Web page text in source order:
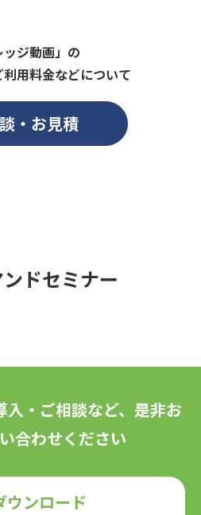
ッジ動画」の
用料金などについて
・お見積
ドセミナー
入・ご相談など、是非お
合わせください
ウンロード